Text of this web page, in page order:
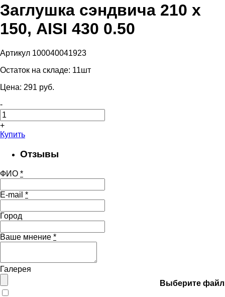
Заглушка сэндвича 210 х
150, AISI 430 0.50
Артикул 100040041923
Остаток на складе: 11шт
Цена: 291 pуб.
-
+
Купить
Отзывы
ФИО *
E-mail *
Город
Ваше мнение *
Галерея
Выберите файл